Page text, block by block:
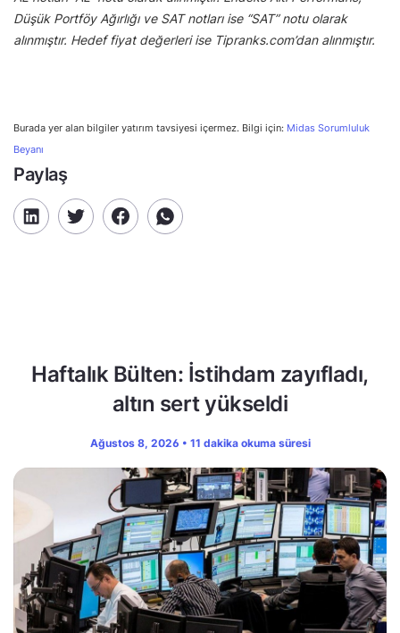
Düşük Portföy Ağırlığı ve SAT notları ise “SAT” notu olarak
alınmıştır. Hedef fiyat değerleri ise Tipranks.com’dan alınmıştır.
Burada yer alan bilgiler yatırım tavsiyesi içermez. Bilgi için: Midas Sorumluluk
Beyanı
Paylaş
Haftalık Bülten: İstihdam zayıfladı,
altın sert yükseldi
Ağustos 8, 2026 • 11 dakika okuma süresi